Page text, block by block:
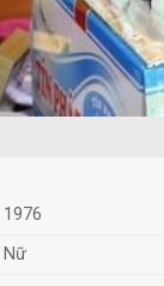
1976
Nữ